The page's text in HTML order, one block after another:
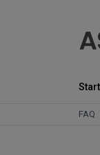
FAQ